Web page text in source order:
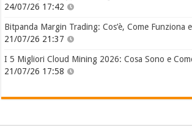
24/07/26 17:42
Bitpanda Margin Trading: Cos’è, Come Funziona
21/07/26 21:37
I 5 Migliori Cloud Mining 2026: Cosa Sono e
21/07/26 17:58